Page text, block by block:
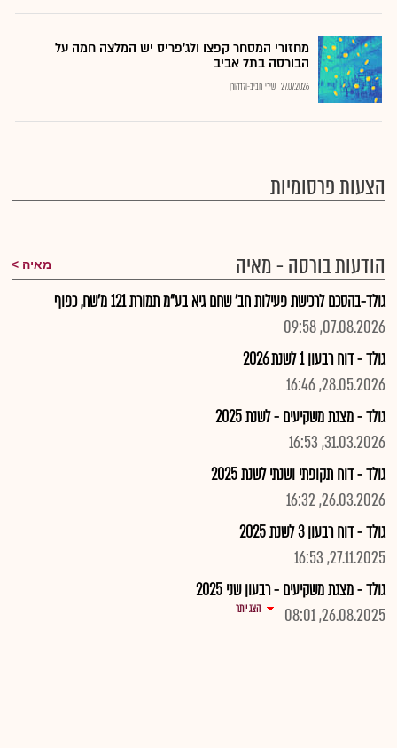
מחזורי המסחר קפצו ולג'פריס יש המלצה חמה על
הבורסה בתל אביב
27.07.2026 שירי חביב-ולדהורן
הצעות פרסומיות
הודעות בורסה - מאיה מאיה
גולד-בהסכם לרכישת פעילות חב' שחם גיא בע"מ תמורת 121 מ'שח, כפוף
07.08.2026, 09:58
גולד - דוח רבעון 1 לשנת 2026
28.05.2026, 16:46
גולד - מצגת משקיעים - לשנת 2025
31.03.2026, 16:53
גולד - דוח תקופתי ושנתי לשנת 2025
26.03.2026, 16:32
גולד - דוח רבעון 3 לשנת 2025
27.11.2025, 16:53
גולד - מצגת משקיעים - רבעון שני 2025
26.08.2025, 08:01
הצג יותר